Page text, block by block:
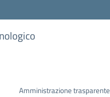
Amministrazione trasparente